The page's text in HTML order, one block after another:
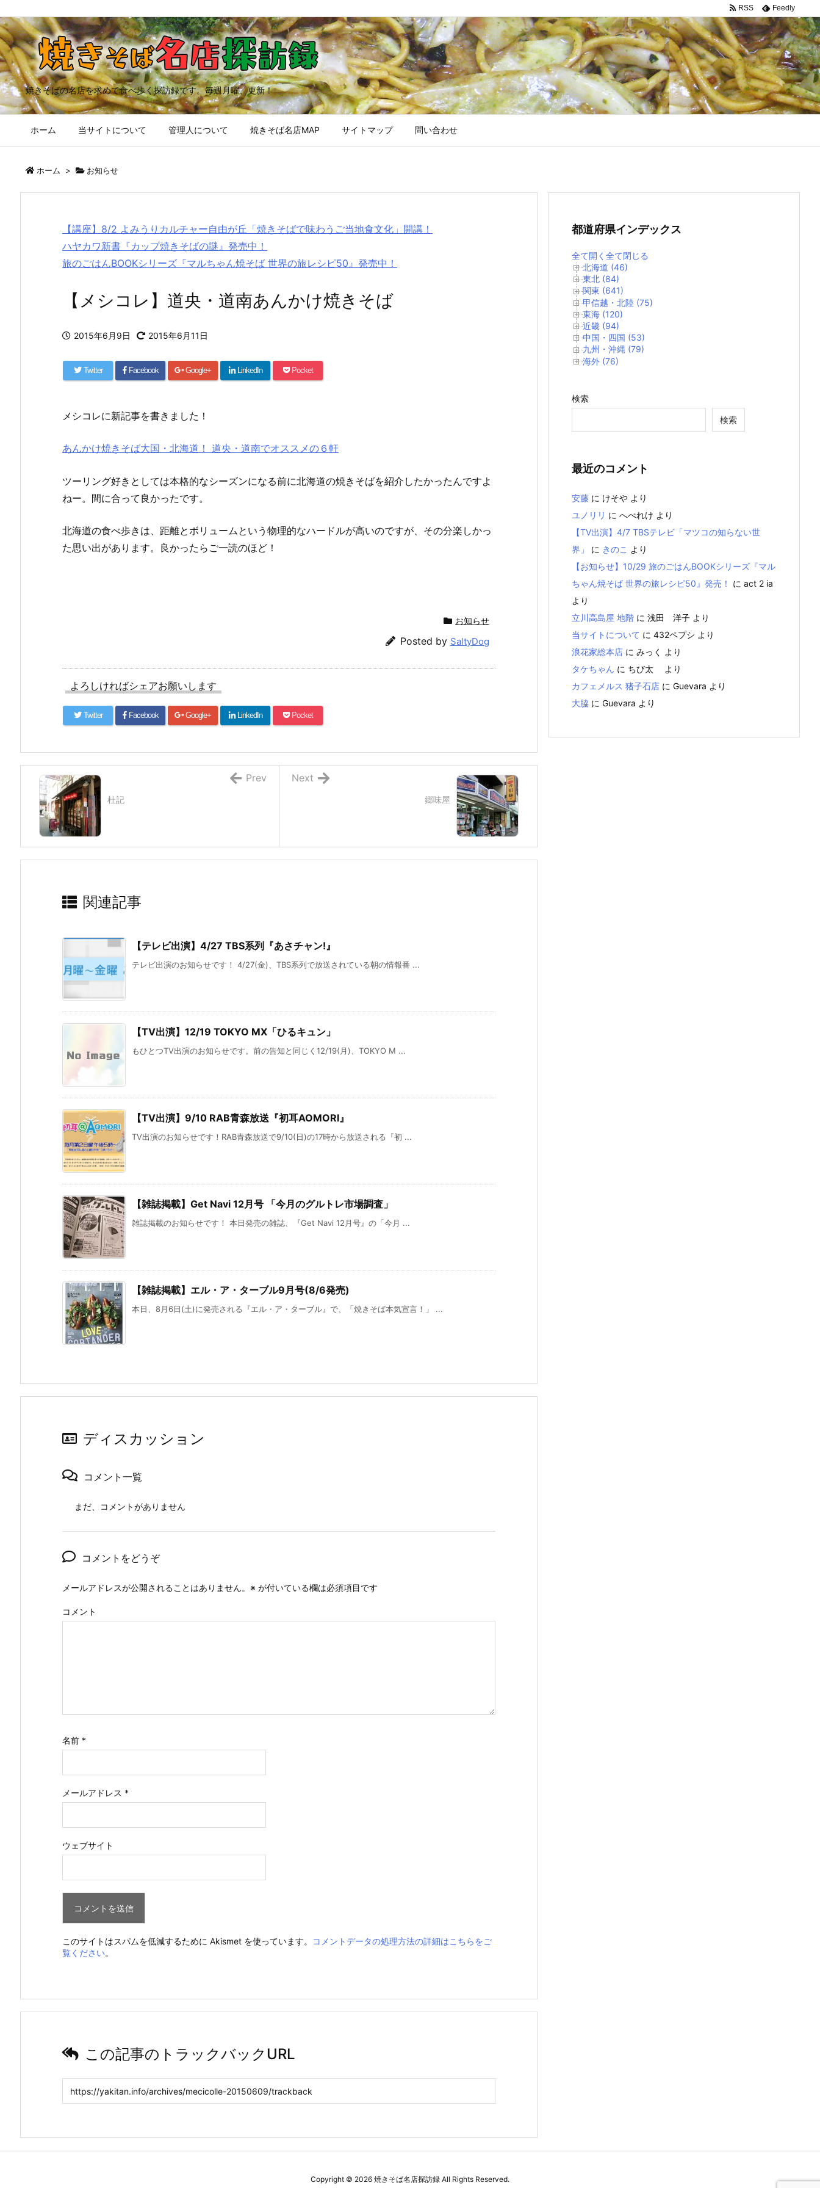
焼きそばの名店を求めて食べ歩く探訪録です。毎週月曜、更新！
ホーム 当サイトについて 管理人について 焼きそば名店MAP サイトマップ 問い合わせ
RSS Feedly
ホーム > お知らせ
【講座】8/2 よみうりカルチャー自由が丘「焼きそばで味わうご当地食文化」開講！
ハヤカワ新書『カップ焼きそばの謎』発売中！
旅のごはんBOOKシリーズ『マルちゃん焼そば 世界の旅レシピ50』発売中！
【メシコレ】道央・道南あんかけ焼きそば
2015年6月9日 2015年6月11日
Twitter Facebook Google+ LinkedIn Pocket
メシコレに新記事を書きました！
あんかけ焼きそば大国・北海道！ 道央・道南でオススメの６軒
ツーリング好きとしては本格的なシーズンになる前に北海道の焼きそばを紹介したかったんですよ
ねー。間に合って良かったです。
北海道の食べ歩きは、距離とボリュームという物理的なハードルが高いのですが、その分楽しかっ
た思い出があります。良かったらご一読のほど！
お知らせ
Posted by SaltyDog
よろしければシェアお願いします
Twitter Facebook Google+ LinkedIn Pocket
郷味屋
Next
杜記
Prev
関連記事
【テレビ出演】4/27 TBS系列『あさチャン!』
テレビ出演のお知らせです！ 4/27(金)、TBS系列で放送されている朝の情報番 ...
【TV出演】12/19 TOKYO MX「ひるキュン」
もひとつTV出演のお知らせです。前の告知と同じく12/19(月)、TOKYO M ...
【TV出演】9/10 RAB青森放送『初耳AOMORI』
TV出演のお知らせです！RAB青森放送で9/10(日)の17時から放送される『初 ...
【雑誌掲載】Get Navi 12月号 「今月のグルトレ市場調査」
雑誌掲載のお知らせです！ 本日発売の雑誌、『Get Navi 12月号』の「今月 ...
【雑誌掲載】エル・ア・ターブル9月号(8/6発売)
本日、8月6日(土)に発売される『エル・ア・ターブル』で、「焼きそば本気宣言！」 ...
ディスカッション
コメント一覧
まだ、コメントがありません
コメントをどうぞ
メールアドレスが公開されることはありません。 ※ が付いている欄は必須項目です
コメント
名前 *
メールアドレス *
ウェブサイト
このサイトはスパムを低減するために Akismet を使っています。
コメントデータの処理方法の詳細はこちらをご
覧ください。
この記事のトラックバックURL
都道府県インデックス
全て開く 全て閉じる
北海道 (46)
東北 (84)
関東 (641)
甲信越・北陸 (75)
東海 (120)
近畿 (94)
中国・四国 (53)
九州・沖縄 (79)
海外 (76)
検索
検索
最近のコメント
安藤 に けそや より
ユノリリ に へべれけ より
【TV出演】4/7 TBSテレビ「マツコの知らない世
界」
に きのこ より
【お知らせ】10/29 旅のごはんBOOKシリーズ『マル
ちゃん焼そば 世界の旅レシピ50』発売！
に act 2 ia
より
立川高島屋 地階 に 浅田 洋子 より
当サイトについて に 432ペプシ より
浪花家総本店 に みっく
より
タケちゃん に ちび太
より
カフェメルス 猪子石店 に Guevara より
大脇 に Guevara より
Copyright © 2026 焼きそば名店探訪録 All Rights Reserved.